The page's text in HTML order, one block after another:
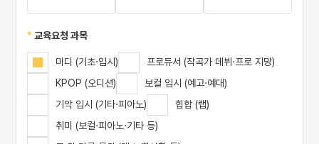
*교육요청 과목
미디 (기초·입시)
프로듀서 (작곡가 데뷔·프로 지망)
KPOP (오디션)
보컬 입시 (예고·예대)
기악 입시 (기타·피아노)
힙합 (랩)
취미 (보컬·피아노·기타 등)